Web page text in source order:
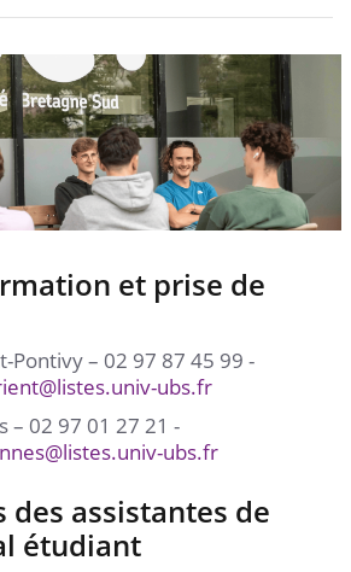
et prise de
Pontivy – 02 97 87 45 99 -
@listes.univ-ubs.fr
– 02 97 01 27 21 -
@listes.univ-ubs.fr
des assistantes de
étudiant